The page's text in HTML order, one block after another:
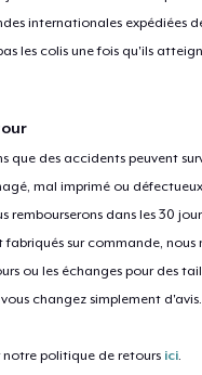
internationales expédiées
les colis une fois qu'ils
que des accidents peuvent
mal imprimé ou
rembourserons dans les 30
fabriqués sur commande, nous
ou les échanges pour des
changez simplement d'avis.
notre politique de retours ici